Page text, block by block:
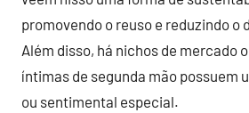
promovendo o reuso e reduzindo o
Além disso, há nichos de mercado
íntimas de segunda mão possuem
ou sentimental especial.